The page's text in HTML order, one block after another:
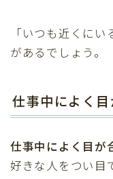
「いつも近くに
があるでしょう。
仕事中によく目
仕事中によく目が
好きな人をつい目